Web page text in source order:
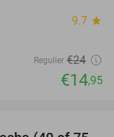
9.7 star
Regulier €24
€14,95